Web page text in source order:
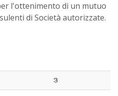
l'ottenimento di un mutuo
di Società autorizzate.
3